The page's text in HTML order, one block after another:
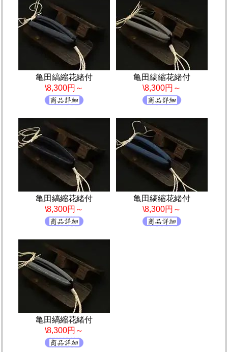
亀田縞縮花緒付
\8,300円～
亀田縞縮花緒付
\8,300円～
亀田縞縮花緒付
\8,300円～
亀田縞縮花緒付
\8,300円～
亀田縞縮花緒付
\8,300円～